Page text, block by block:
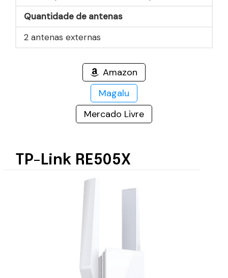
Quantidade de antenas
2 antenas externas
Amazon
Magalu
Mercado Livre
TP-Link RE505X